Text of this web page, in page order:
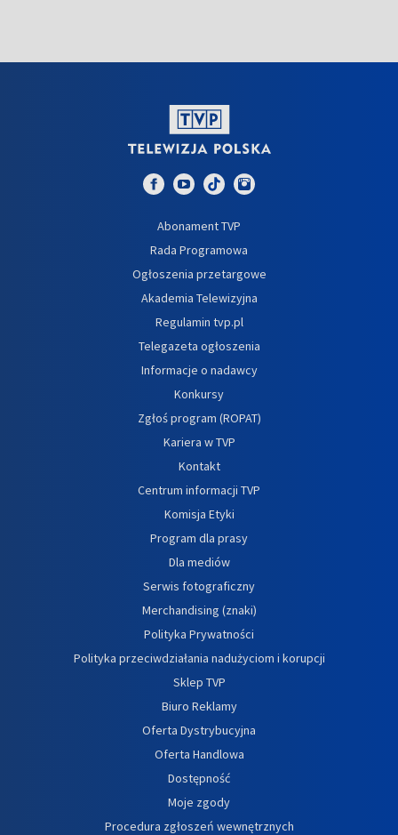
Abonament TVP
Rada Programowa
Ogłoszenia przetargowe
Akademia Telewizyjna
Regulamin tvp.pl
Telegazeta ogłoszenia
Informacje o nadawcy
Konkursy
Zgłoś program (ROPAT)
Kariera w TVP
Kontakt
Centrum informacji TVP
Komisja Etyki
Program dla prasy
Dla mediów
Serwis fotograficzny
Merchandising (znaki)
Polityka Prywatności
Polityka przeciwdziałania nadużyciom i korupcji
Sklep TVP
Biuro Reklamy
Oferta Dystrybucyjna
Oferta Handlowa
Dostępność
Moje zgody
Procedura zgłoszeń wewnętrznych